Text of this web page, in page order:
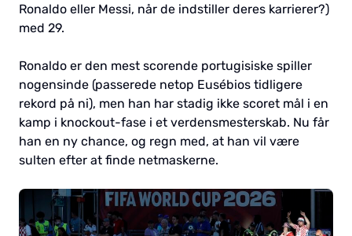
Ronaldo eller Messi, når de indstiller deres karrierer?)
med 29.
Ronaldo er den mest scorende portugisiske spiller
nogensinde (passerede netop Eusébios tidligere
rekord på ni), men han har stadig ikke scoret mål i en
kamp i knockout-fase i et verdensmesterskab. Nu får
han en ny chance, og regn med, at han vil være
sulten efter at finde netmaskerne.